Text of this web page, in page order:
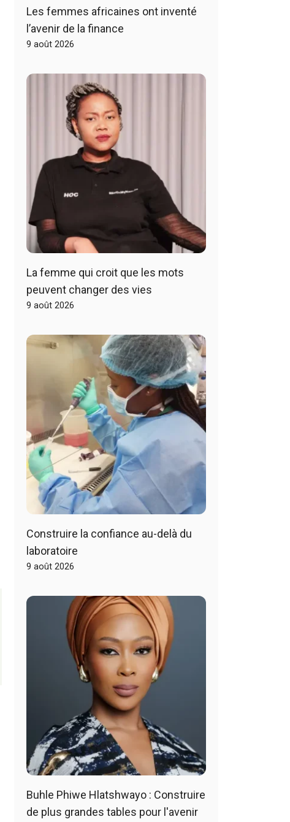
Les femmes africaines ont inventé
l’avenir de la finance
9 août 2026
La femme qui croit que les mots
peuvent changer des vies
9 août 2026
Construire la confiance au-delà du
laboratoire
9 août 2026
Buhle Phiwe Hlatshwayo : Construire
de plus grandes tables pour l'avenir